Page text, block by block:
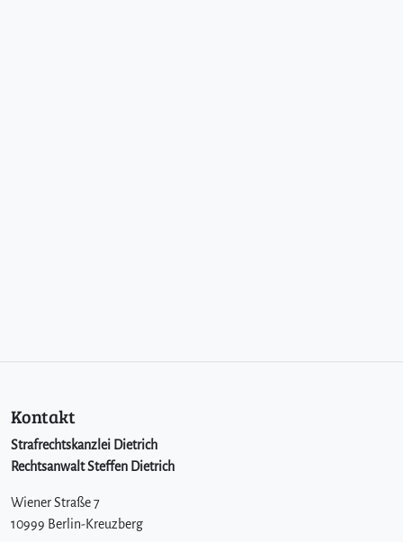
Kontakt
Strafrechtskanzlei Dietrich
Rechtsanwalt Steffen Dietrich
Wiener Straße 7
10999 Berlin-Kreuzberg